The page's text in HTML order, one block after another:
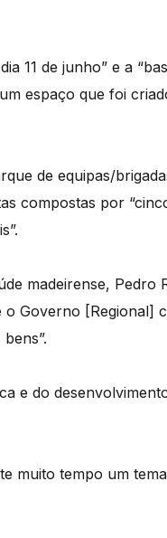
11 de junho” e a
espaço que foi
de equipas/
compostas por
madeirense, Pedro
o Governo [Regional]
e do
muito tempo um tema